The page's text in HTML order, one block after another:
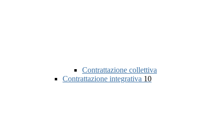
Contrattazione collettiva
Contrattazione integrativa 10